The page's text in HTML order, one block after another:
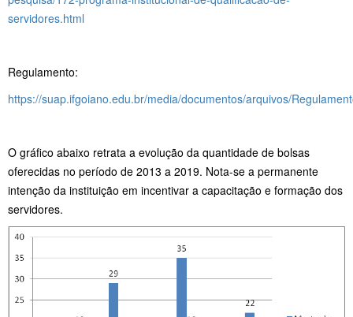
servidores.html
Regulamento:
https://suap.ifgoiano.edu.br/media/documentos/arquivos/
O gráfico abaixo retrata a evolução da quantidade de bolsas
oferecidas no período de 2013 a 2019. Nota-se a permanente
intenção da instituição em incentivar a capacitação e formação dos
servidores.